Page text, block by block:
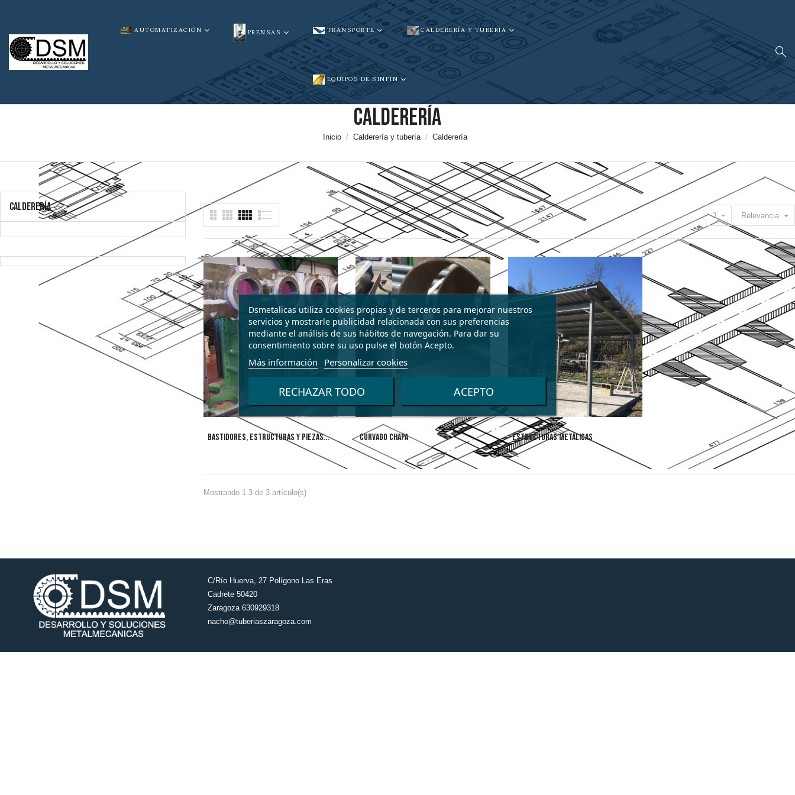
AUTOMATIZACIÓN PRENSAS TRANSPORTE CALDERERÍA Y TUBERÍA
EQUIPOS DE SINFÍN
Calderería
Inicio Calderería y tubería Calderería
CALDERERÍA
3 Relevancia
BASTIDORES, ESTRUCTURAS Y PIEZAS... CURVADO CHAPA ESTRUCTURAS METÁLICAS
Mostrando 1-3 de 3 artículo(s)
C/Río Huerva, 27 Polígono Las Eras
Cadrete 50420
Zaragoza 630929318
nacho@tuberiaszaragoza.com
Dsmetalicas utiliza cookies propias y de terceros para mejorar nuestros
servicios y mostrarle publicidad relacionada con sus preferencias
mediante el análisis de sus hábitos de navegación. Para dar su
consentimiento sobre su uso pulse el botón Acepto.
Más información Personalizar cookies
RECHAZAR TODO ACEPTO